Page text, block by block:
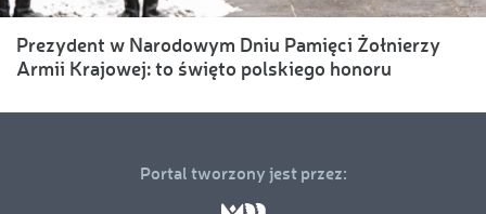
Prezydent w Narodowym Dniu Pamięci Żołnierzy
Armii Krajowej: to święto polskiego honoru
Portal tworzony jest przez: